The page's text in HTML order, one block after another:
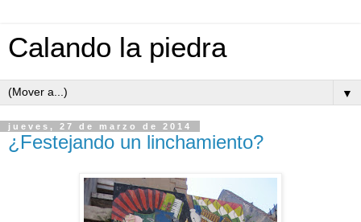
Calando la piedra
▼
jueves, 27 de marzo de 2014
¿Festejando un linchamiento?